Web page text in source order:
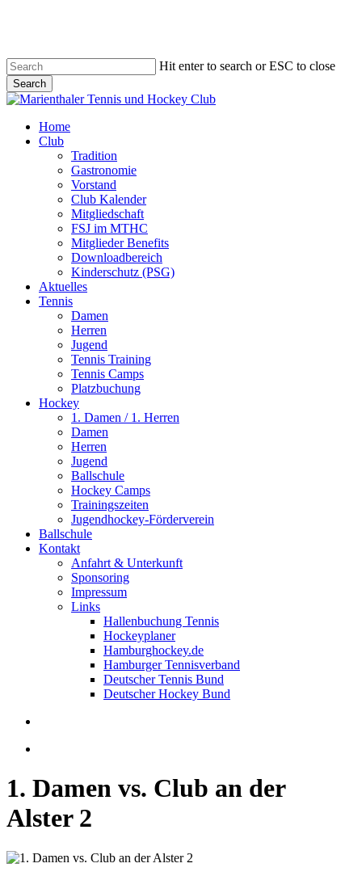
content
Hit enter to search or ESC to close
Search
Close
search
account
Menu
Home
Club
Tradition
Gastronomie
Vorstand
Club Kalender
Mitgliedschaft
FSJ im MTHC
Mitglieder Benefits
Downloadbereich
Kinderschutz (PSG)
Aktuelles
Tennis
Damen
Herren
Jugend
Tennis Training
Tennis Camps
Platzbuchung
Hockey
1. Damen / 1. Herren
Damen
Herren
Jugend
Ballschule
Hockey Camps
Trainingszeiten
Jugendhockey-Förderverein
Ballschule
Kontakt
Anfahrt & Unterkunft
Sponsoring
Impressum
Links
Hallenbuchung Tennis
Hockeyplaner
Hamburghockey.de
Hamburger Tennisverband
Deutscher Tennis Bund
Deutscher Hockey Bund
1. Damen vs. Club an der
Alster 2